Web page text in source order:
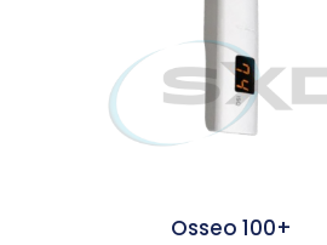
Osseo 100+